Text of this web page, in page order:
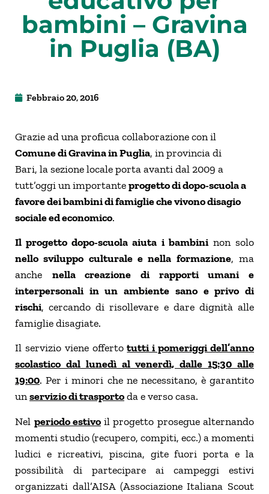
bambini – Gravina
in Puglia (BA)
Febbraio 20, 2016
Grazie ad una proficua collaborazione con il
Comune di Gravina in Puglia, in provincia di
Bari, la sezione locale porta avanti dal 2009 a
tutt’oggi un importanteprogetto di dopo-scuola a
favore dei bambini di famiglie che vivono disagio
sociale ed economico.
Il progetto dopo-scuola aiuta i bambininon solo
nello sviluppo culturale e nella formazione, ma
anche nella creazione di rapporti umani e
interpersonali in un ambiente sano e privo di
rischi, cercando di risollevare e dare dignità alle
famiglie disagiate.
Il servizio viene offertotutti i pomeriggi dell’anno
scolastico dal lunedì al venerdì, dalle 15:30 alle
19:00. Per i minori che ne necessitano, è garantito
unservizio di trasportoda e verso casa.
Nel periodo estivo il progetto prosegue alternando
momenti studio (recupero, compiti, ecc.) a momenti
ludici e ricreativi, piscina, gite fuori porta e la
possibilità di partecipare ai campeggi estivi
organizzati dall’AISA (Associazione Italiana Scout